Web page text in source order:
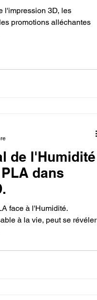
l'impression 3D, les
promotions alléchantes
de l'Humidité
dans
face à l'Humidité.
à la vie, peut se révéler